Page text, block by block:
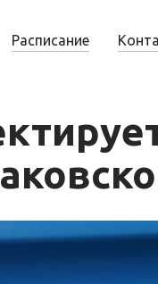
Расписание